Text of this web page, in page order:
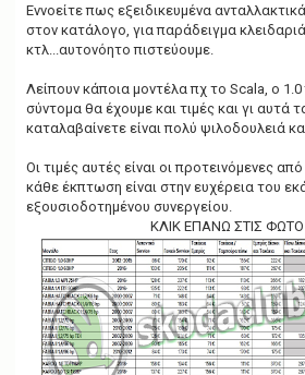
Εννοείτε πως εξειδικευμένα
στον κατάλογο, για παράδειγμα
κτλ...αυτονόητο πιστεύουμε.
Λείπουν κάποια μοντέλα πχ το Scala, o
σύντομα θα έχουμε και τιμές και γι αυτά
καταλαβαίνετε είναι πολύ ψιλοδουλειά
Οι τιμές αυτές είναι οι προτεινόμενες
κάθε έκπτωση είναι στην ευχέρεια του
εξουσιοδοτημένου συνεργείου.
KΛΙΚ ΕΠΑΝΩ ΣΤΙΣ ΦΩΤΟ ΓΙΑ